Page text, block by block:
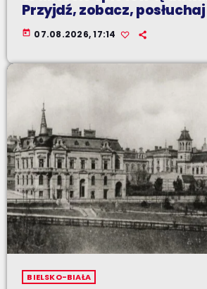
Przyjdź, zobacz,
today 07.08.2026, 17:14
BIELSKO-BIAŁA